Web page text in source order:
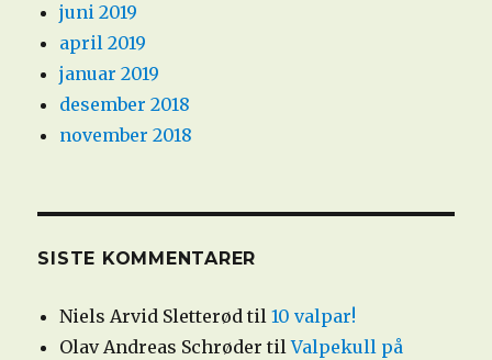
juni 2019
april 2019
januar 2019
desember 2018
november 2018
SISTE KOMMENTARER
Niels Arvid Sletterød til10 valpar!
Olav Andreas Schrøder tilValpekull på